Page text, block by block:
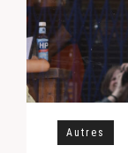
Autres